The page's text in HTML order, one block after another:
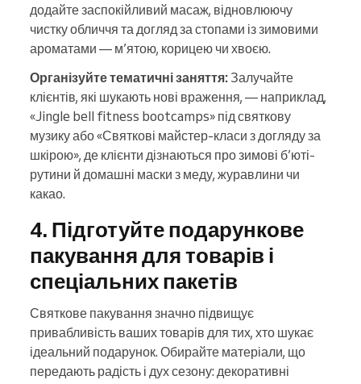
додайте заспокійливий масаж, відновлюючу
чистку обличчя та догляд за стопами із зимовими
ароматами — м’ятою, корицею чи хвоєю.
Організуйте тематичні заняття:Залучайте
клієнтів, які шукають нові враження, — наприклад,
«Jingle bell fitness bootcamps» під святкову
музику або «Святкові майстер-класи з догляду за
шкірою», де клієнти дізнаються про зимові б’юті-
рутини й домашні маски з меду, журавлини чи
какао.
4. Підготуйте подарункове
пакування для товарів і
спеціальних пакетів
Святкове пакування значно підвищує
привабливість ваших товарів для тих, хто шукає
ідеальний подарунок. Обирайте матеріали, що
передають радість і дух сезону: декоративні